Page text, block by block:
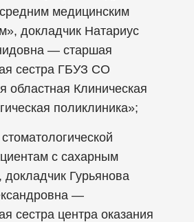
медицинским
докладчик Натариус
— старшая
сестра ГБУЗ СО
областная Клиническая
поликлиника»;
с сахарным
докладчик Гурьянова
—
сестра центра оказания